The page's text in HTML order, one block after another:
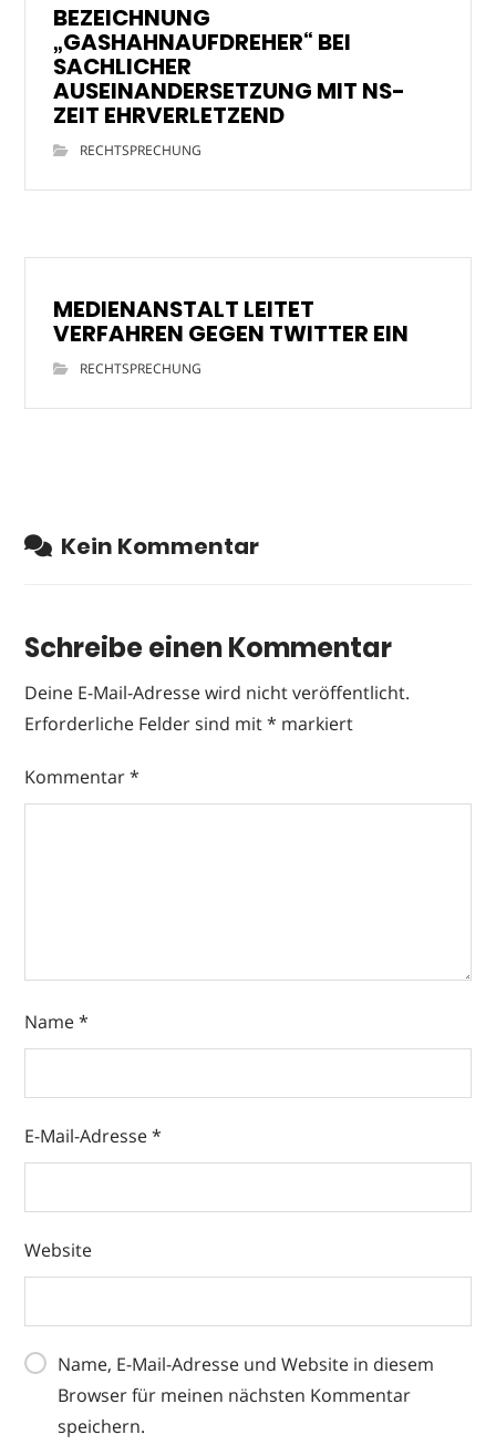
BEZEICHNUNG
„GASHAHNAUFDREHER“ BEI
SACHLICHER
AUSEINANDERSETZUNG MIT NS-
ZEIT EHRVERLETZEND
RECHTSPRECHUNG
MEDIENANSTALT LEITET
VERFAHREN GEGEN TWITTER EIN
RECHTSPRECHUNG
Kein Kommentar
Schreibe einen Kommentar
Deine E-Mail-Adresse wird nicht veröffentlicht.
Erforderliche Felder sind mit* markiert
Kommentar*
Name*
E-Mail-Adresse*
Website
Name, E-Mail-Adresse und Website in diesem
Browser für meinen nächsten Kommentar
speichern.